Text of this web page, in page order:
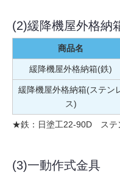
(2)緩降機屋外格納
商品名
緩降機屋外格納箱(鉄)
緩降機屋外格納箱(ステン
ス)
★鉄：日塗工22-90D ステ
(3)一動作式金具